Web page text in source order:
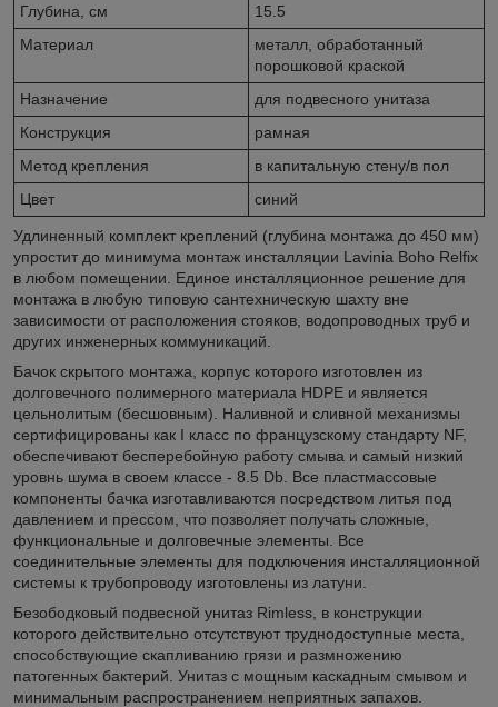
Глубина, см
15.5
Материал
металл, обработанный
порошковой краской
Назначение
для подвесного унитаза
Конструкция
рамная
Метод крепления
в капитальную стену/в пол
Цвет
синий
Удлиненный комплект креплений (глубина монтажа до 450 мм)
упростит до минимума монтаж инсталляции Lavinia Boho Relfix
в любом помещении. Единое инсталляционное решение для
монтажа в любую типовую сантехническую шахту вне
зависимости от расположения стояков, водопроводных труб и
других инженерных коммуникаций.
Бачок скрытого монтажа, корпус которого изготовлен из
долговечного полимерного материала HDPE и является
цельнолитым (бесшовным). Наливной и сливной механизмы
сертифицированы как I класс по французскому стандарту NF,
обеспечивают бесперебойную работу смыва и самый низкий
уровнь шума в своем классе - 8.5 Db. Все пластмассовые
компоненты бачка изготавливаются посредством литья под
давлением и прессом, что позволяет получать сложные,
функциональные и долговечные элементы. Все
соединительные элементы для подключения инсталляционной
системы к трубопроводу изготовлены из латуни.
Безободковый подвесной унитаз Rimless, в конструкции
которого действительно отсутствуют труднодоступные места,
способствующие скапливанию грязи и размножению
патогенных бактерий. Унитаз с мощным каскадным смывом и
минимальным распространением неприятных запахов.